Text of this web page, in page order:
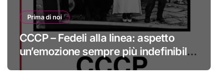
Prima di noi
CCCP – Fedeli alla linea: aspetto
un’emozione sempre più indefinibile
#primadinoi